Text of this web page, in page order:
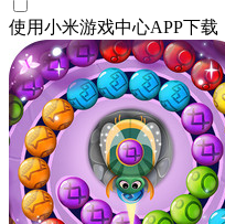
使用小米游戏中心APP下载